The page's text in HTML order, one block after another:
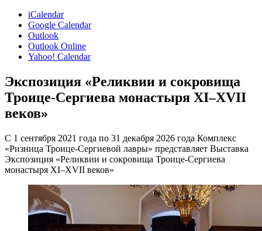
iCalendar
Google Calendar
Outlook
Outlook Online
Yahoo! Calendar
Экспозиция «Реликвии и сокровища
Троице-Сергиева монастыря XI–XVII
веков»
С 1 сентября 2021 года по 31 декабря 2026 года Комплекс
«Ризница Троице-Сергиевой лавры» представляет Выставка
Экспозиция «Реликвии и сокровища Троице-Сергиева
монастыря XI–XVII веков»